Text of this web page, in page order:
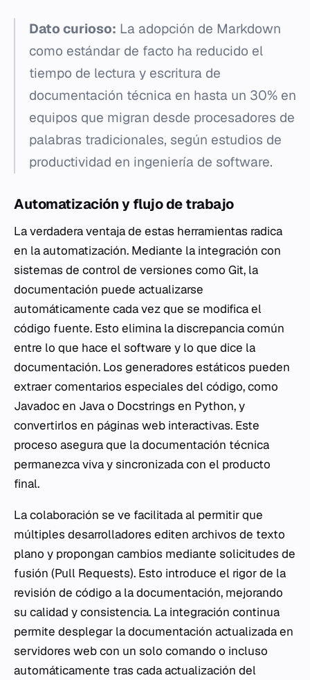
Dato curioso: La adopción de Markdown
como estándar de facto ha reducido el
tiempo de lectura y escritura de
documentación técnica en hasta un 30% en
equipos que migran desde procesadores de
palabras tradicionales, según estudios de
productividad en ingeniería de software.
Automatización y flujo de trabajo
La verdadera ventaja de estas herramientas radica
en la automatización. Mediante la integración con
sistemas de control de versiones como Git, la
documentación puede actualizarse
automáticamente cada vez que se modifica el
código fuente. Esto elimina la discrepancia común
entre lo que hace el software y lo que dice la
documentación. Los generadores estáticos pueden
extraer comentarios especiales del código, como
Javadoc en Java o Docstrings en Python, y
convertirlos en páginas web interactivas. Este
proceso asegura que la documentación técnica
permanezca viva y sincronizada con el producto
final.
La colaboración se ve facilitada al permitir que
múltiples desarrolladores editen archivos de texto
plano y propongan cambios mediante solicitudes de
fusión (Pull Requests). Esto introduce el rigor de la
revisión de código a la documentación, mejorando
su calidad y consistencia. La integración continua
permite desplegar la documentación actualizada en
servidores web con un solo comando o incluso
automáticamente tras cada actualización del